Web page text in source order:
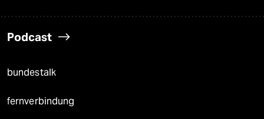
Podcast
bundestalk
fernverbindung